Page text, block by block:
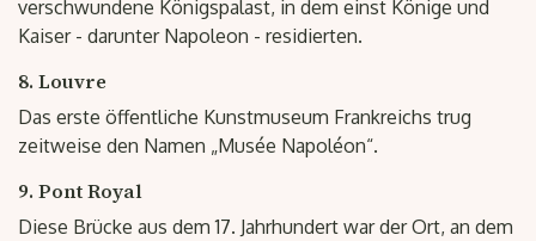
verschwundene Königspalast, in dem einst Könige und
Kaiser - darunter Napoleon - residierten.
8. Louvre
Das erste öffentliche Kunstmuseum Frankreichs trug
zeitweise den Namen „Musée Napoléon“.
9. Pont Royal
Diese Brücke aus dem 17. Jahrhundert war der Ort, an dem